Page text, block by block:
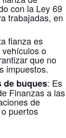
con la Ley 69
trabajadas, en
fianza es
o
que no
impuestos.
de buques: Es
Finanzas a las
de
puertos